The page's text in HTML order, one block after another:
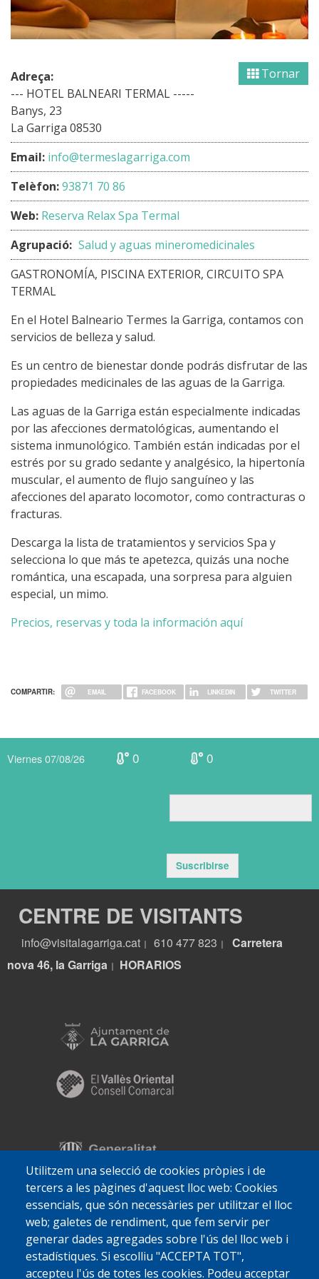
Tornar
Adreça:
--- HOTEL BALNEARI TERMAL -----
Banys, 23
La Garriga 08530
Email: info@termeslagarriga.com
Telèfon:93871 70 86
Web: Reserva Relax Spa Termal
Agrupació: Salud y aguas mineromedicinales
GASTRONOMÍA, PISCINA EXTERIOR, CIRCUITO SPA
TERMAL
En el Hotel Balneario Termes la Garriga, contamos con
servicios de belleza y salud.
Es un centro de bienestar donde podrás disfrutar de las
propiedades medicinales de las aguas de la Garriga.
Las aguas de la Garriga están especialmente indicadas
por las afecciones dermatológicas, aumentando el
sistema inmunológico. También están indicadas por el
estrés por su grado sedante y analgésico, la hipertonía
muscular, el aumento de flujo sanguíneo y las
afecciones del aparato locomotor, como contracturas o
fracturas.
Descarga la lista de tratamientos y servicios Spa y
selecciona lo que más te apetezca, quizás una noche
romántica, una escapada, una sorpresa para alguien
especial, un mimo.
Precios, reservas y toda la información aquí
COMPARTIR: EMAIL FACEBOOK LINKEDIN TWITTER
Utilitzem una selecció de cookies pròpies i de
tercers a les pàgines d'aquest lloc web: Cookies
essencials, que són necessàries per utilitzar el lloc
web; galetes de rendiment, que fem servir per
generar dades agregades sobre l'ús del lloc web i
estadístiques. Si escolliu "ACCEPTA TOT",
accepteu l'ús de totes les cookies. Podeu acceptar
Viernes 07/08/26 0 0
Suscribirse
CENTRE DE VISITANTS
info@visitalagarriga.cat 610 477 823
Carretera
nova 46, la Garriga
HORARIOS